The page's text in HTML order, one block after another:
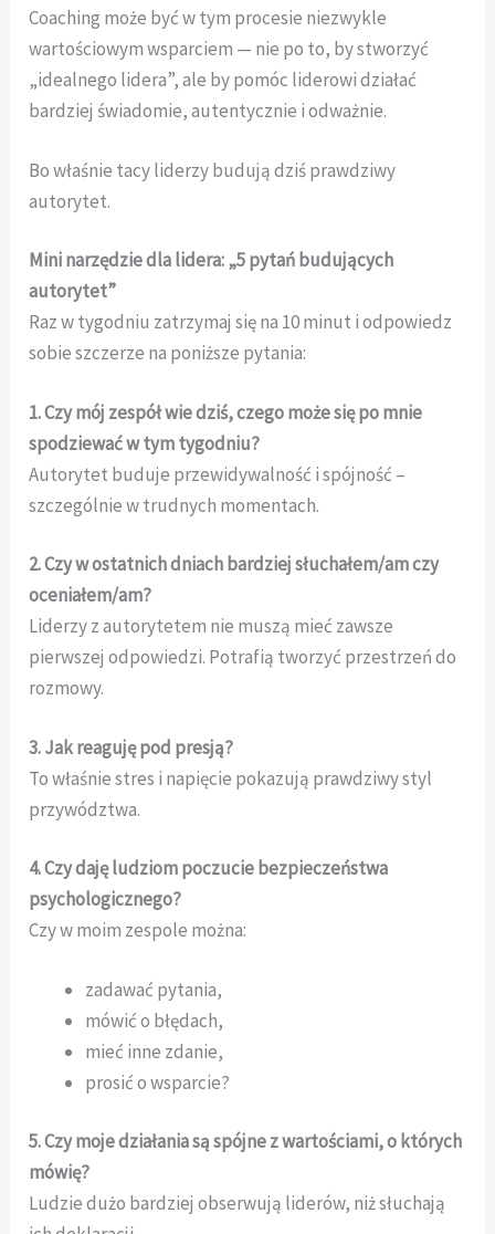
Coaching może być w tym procesie niezwykle
wartościowym wsparciem — nie po to, by stworzyć
„idealnego lidera”, ale by pomóc liderowi działać
bardziej świadomie, autentycznie i odważnie.
Bo właśnie tacy liderzy budują dziś prawdziwy
autorytet.
Mini narzędzie dla lidera: „5 pytań budujących
autorytet”
Raz w tygodniu zatrzymaj się na 10 minut i odpowiedz
sobie szczerze na poniższe pytania:
1. Czy mój zespół wie dziś, czego może się po mnie
spodziewać w tym tygodniu?
Autorytet buduje przewidywalność i spójność –
szczególnie w trudnych momentach.
2. Czy w ostatnich dniach bardziej słuchałem/am czy
oceniałem/am?
Liderzy z autorytetem nie muszą mieć zawsze
pierwszej odpowiedzi. Potrafią tworzyć przestrzeń do
rozmowy.
3. Jak reaguję pod presją?
To właśnie stres i napięcie pokazują prawdziwy styl
przywództwa.
4. Czy daję ludziom poczucie bezpieczeństwa
psychologicznego?
Czy w moim zespole można:
zadawać pytania,
mówić o błędach,
mieć inne zdanie,
prosić o wsparcie?
5. Czy moje działania są spójne z wartościami, o których
mówię?
Ludzie dużo bardziej obserwują liderów, niż słuchają